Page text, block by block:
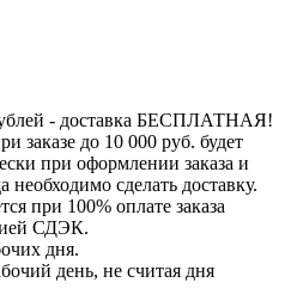
- доставка БЕСПЛАТНАЯ!
заказе до 10 000 руб. будет
при оформлении заказа и
необходимо сделать доставку.
при 100% оплате заказа
СДЭК.
дня.
день, не считая дня